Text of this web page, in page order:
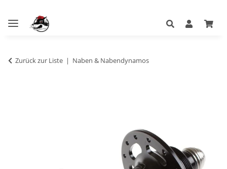
Zurück zur Liste Naben & Nabendynamos